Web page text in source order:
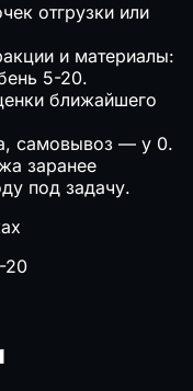
отгрузки или
и материалы:
5-20.
ближайшего
самовывоз — у 0.
заранее
под задачу.
20